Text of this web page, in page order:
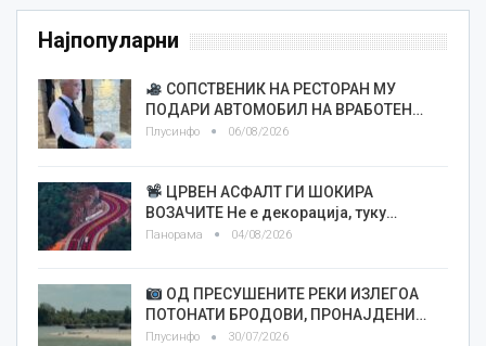
Најпопуларни
СОПСТВЕНИК НА РЕСТОРАН МУ
ПОДАРИ АВТОМОБИЛ НА ВРАБОТЕН…
Плусинфо 06/08/2026
ЦРВЕН АСФАЛТ ГИ ШОКИРА
ВОЗАЧИТЕ Не е декорација, туку…
Панорама 04/08/2026
ОД ПРЕСУШЕНИТЕ РЕКИ ИЗЛЕГОА
ПОТОНАТИ БРОДОВИ, ПРОНАЈДЕНИ…
Плусинфо 30/07/2026